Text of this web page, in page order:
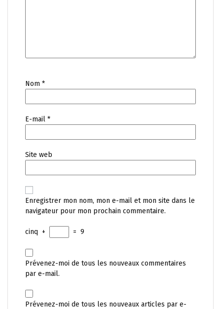
Nom *
E-mail *
Site web
Enregistrer mon nom, mon e-mail et mon site dans le
navigateur pour mon prochain commentaire.
cinq + = 9
Prévenez-moi de tous les nouveaux commentaires
par e-mail.
Prévenez-moi de tous les nouveaux articles par e-